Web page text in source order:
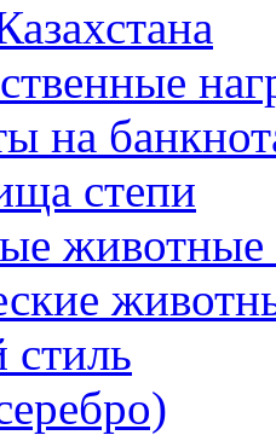
на
степи
стиль